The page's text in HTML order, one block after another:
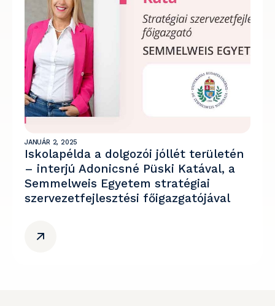
JANUÁR 2, 2025
Iskolapélda a dolgozói jóllét területén
– interjú Adonicsné Püski Katával, a
Semmelweis Egyetem stratégiai
szervezetfejlesztési főigazgatójával